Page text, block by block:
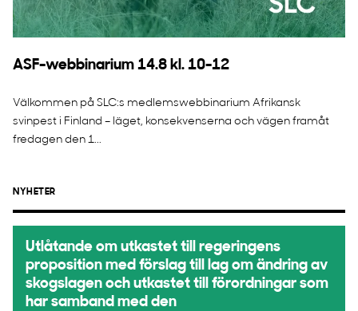
ASF-webbinarium 14.8 kl. 10-12
Välkommen på SLC:s medlemswebbinarium Afrikansk
svinpest i Finland – läget, konsekvenserna och vägen framåt
fredagen den 1...
NYHETER
Utlåtande om utkastet till regeringens
proposition med förslag till lag om ändring av
skogslagen och utkastet till förordningar som
har samband med den